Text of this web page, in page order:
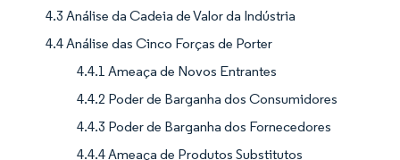
4.3 Análise da Cadeia de Valor da Indústria
4.4 Análise das Cinco Forças de Porter
4.4.1 Ameaça de Novos Entrantes
4.4.2 Poder de Barganha dos Consumidores
4.4.3 Poder de Barganha dos Fornecedores
4.4.4 Ameaça de Produtos Substitutos